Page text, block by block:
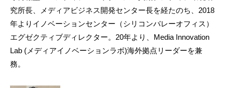
究所長、メディアビジネス開発センター長を経たのち、2018
年よりイノベーションセンター（シリコンバレーオフィス）
エグゼクティブディレクター。20年より、Media Innovation
Lab (メディアイノベーションラボ)海外拠点リーダーを兼
務。